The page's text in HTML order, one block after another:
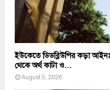
ইউকেতে ডিডব্লিউপির কড়া
থেকে অর্থ কাটা ও...
August 5, 2026